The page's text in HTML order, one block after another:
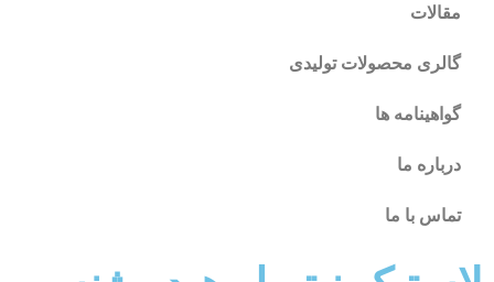
مقالات
گالری محصولات تولیدی
گواهینامه ها
درباره ما
تماس با ما